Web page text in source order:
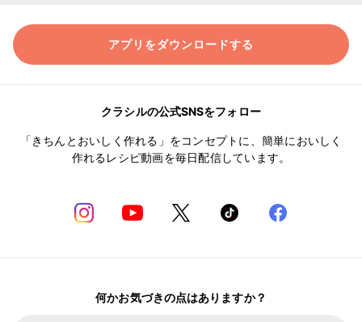
アプリをダウンロードする
クラシルの公式SNSをフォロー
「きちんとおいしく作れる」をコンセプトに、簡単においしく
作れるレシピ動画を毎日配信しています。
何かお気づきの点はありますか？